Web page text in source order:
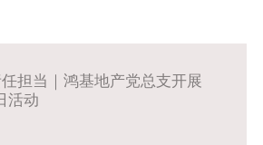
担当｜鸿基地产党总支开展
活动